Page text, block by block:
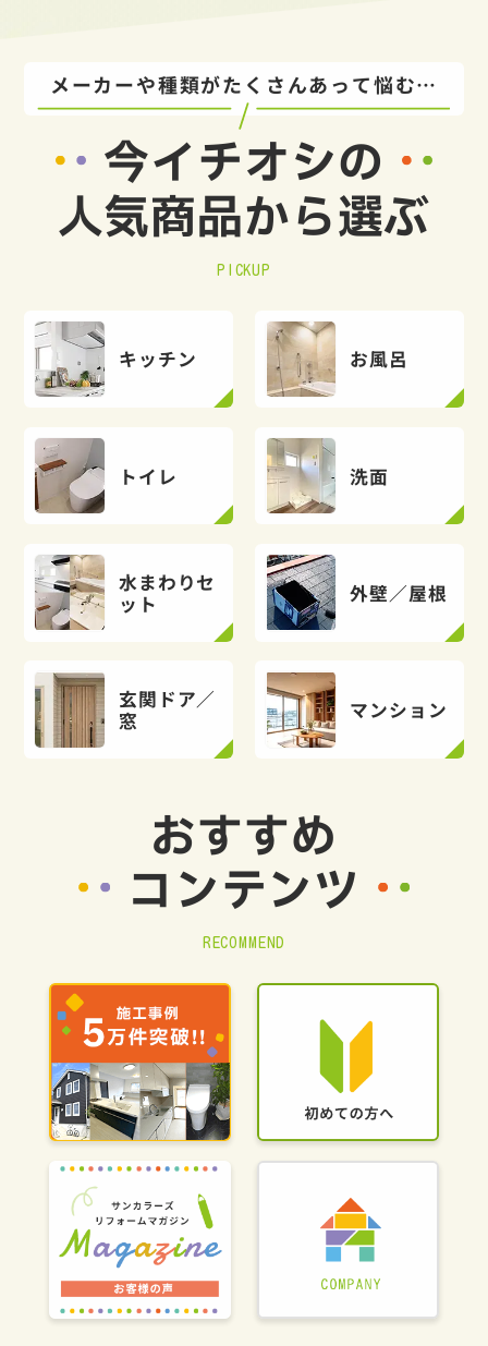
メーカーや種類がたくさんあって悩む…
今イチオシの
人気商品から選ぶ
PICKUP
キッチン お風呂
トイレ 洗面
水まわりセ
ット
外壁／屋根
玄関ドア／
窓
マンション
おすすめ
コンテンツ
RECOMMEND